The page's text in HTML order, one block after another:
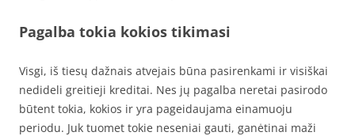
Pagalba tokia kokios tikimasi
Visgi, iš tiesų dažnais atvejais būna pasirenkami ir visiškai
nedideli greitieji kreditai. Nes jų pagalba neretai pasirodo
būtent tokia, kokios ir yra pageidaujama einamuoju
periodu. Juk tuomet tokie neseniai gauti, ganėtinai maži